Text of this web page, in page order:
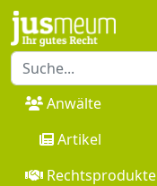
Anwälte
Artikel
Rechtsprodukte